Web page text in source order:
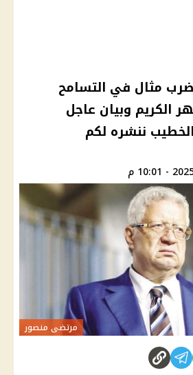
مثال في التسامح
الكريم وبيان عاجل
ننشره لكم
مرتضى منصور